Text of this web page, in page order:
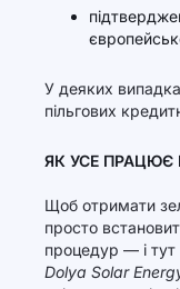
У деяких
пільгових
ЯК УСЕ ПРАЦЮЄ
Щоб отримати
просто
процедур — і
Dolya Solar